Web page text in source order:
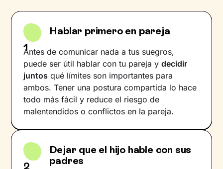
1
Hablar primero en pareja
Antes de comunicar nada a tus suegros,
puede ser útil hablar con tu pareja ydecidir
juntos qué límites son importantes para
ambos. Tener una postura compartida lo hace
todo más fácil y reduce el riesgo de
malentendidos o conflictos en la pareja.
2
Dejar que el hijo hable con sus
padres